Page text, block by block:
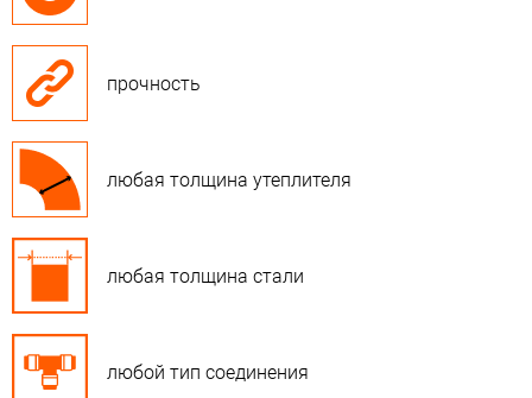
прочность
любая толщина утеплителя
любая толщина стали
любой тип соединения